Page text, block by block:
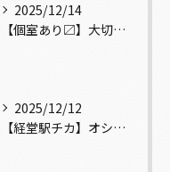
2025/12/14
【個室あり〼】大切な記念日、お祝い事でのご来店ぜひお待ちして...
2025/12/12
【経堂駅チカ】オシャレ居酒屋🏮自慢のお肉が楽しめる🐃お得なコ...